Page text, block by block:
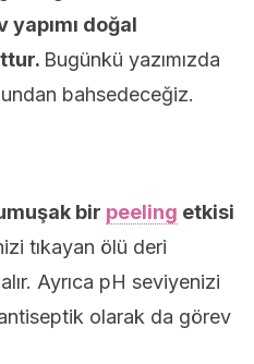
yapımı doğal
Bugünkü yazımızda
bahsedeceğiz.
bir peeling etkisi
tıkayan ölü deri
Ayrıca pH seviyenizi
olarak da görev